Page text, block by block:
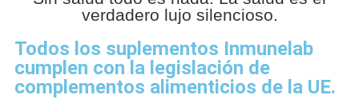
verdadero lujo silencioso.
Todos los suplementos Inmunelab
cumplen con la legislación de
complementos alimenticios de la UE.